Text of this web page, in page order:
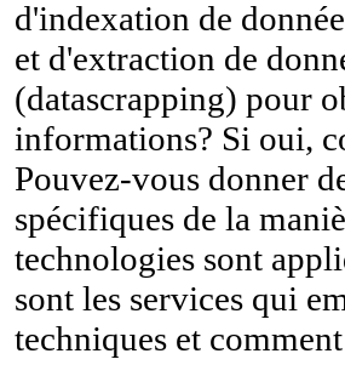
d'indexation de
et d'extraction de
(datascrapping) pour
informations? Si oui,
Pouvez-vous donner
spécifiques de la
technologies sont
sont les services qui
techniques et